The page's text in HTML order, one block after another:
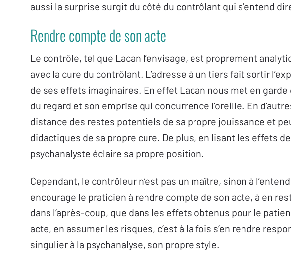
aussi la surprise surgit du côté du contrôlant qui s’entend
Rendre compte de son acte
Le contrôle, tel que Lacan l’envisage, est proprement
avec la cure du contrôlant. L’adresse à un tiers fait sortir
de ses effets imaginaires. En effet Lacan nous met en
du regard et son emprise qui concurrence l’oreille. En
distance des restes potentiels de sa propre jouissance et
didactiques de sa propre cure. De plus, en lisant les effets
psychanalyste éclaire sa propre position.
Cependant, le contrôleur n’est pas un maître, sinon à
encourage le praticien à rendre compte de son acte, à en
dans l’après-coup, que dans les effets obtenus pour le
acte, en assumer les risques, c’est à la fois s’en rendre
singulier à la psychanalyse, son propre style.